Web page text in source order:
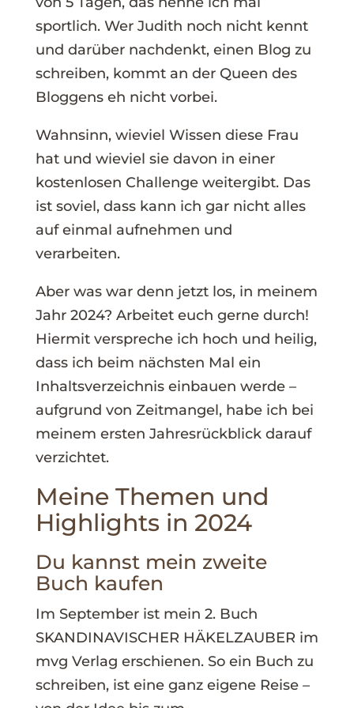
sportlich. Wer Judith noch nicht kennt
und darüber nachdenkt, einen Blog zu
schreiben, kommt an der Queen des
Bloggens eh nicht vorbei.
Wahnsinn, wieviel Wissen diese Frau
hat und wieviel sie davon in einer
kostenlosen Challenge weitergibt. Das
ist soviel, dass kann ich gar nicht alles
auf einmal aufnehmen und
verarbeiten.
Aber was war denn jetzt los, in meinem
Jahr 2024? Arbeitet euch gerne durch!
Hiermit verspreche ich hoch und heilig,
dass ich beim nächsten Mal ein
Inhaltsverzeichnis einbauen werde –
aufgrund von Zeitmangel, habe ich bei
meinem ersten Jahresrückblick darauf
verzichtet.
Meine Themen und
Highlights in 2024
Du kannst mein zweite
Buch kaufen
Im September ist mein 2. Buch
SKANDINAVISCHER HÄKELZAUBER im
mvg Verlag erschienen. So ein Buch zu
schreiben, ist eine ganz eigene Reise –